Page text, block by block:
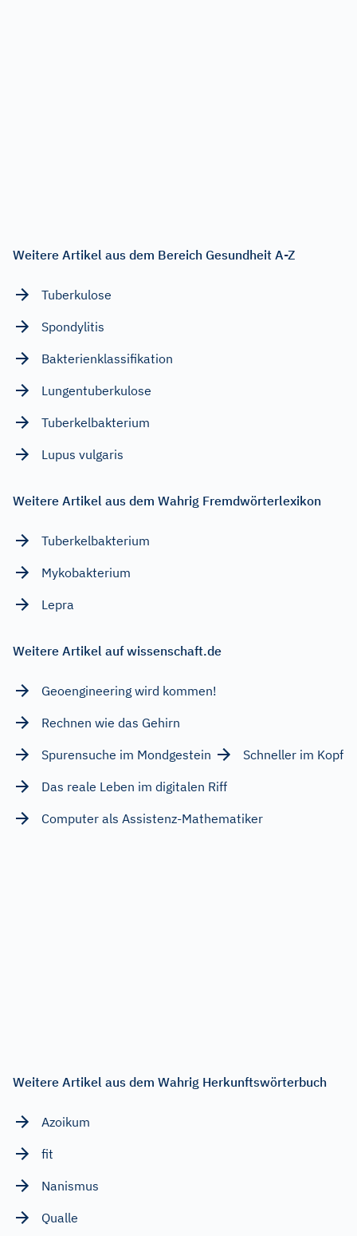
Weitere Artikel aus dem Bereich Gesundheit A-Z
Tuberkulose
Spondylitis
Bakterienklassifikation
Lungentuberkulose
Tuberkelbakterium
Lupus vulgaris
Weitere Artikel aus dem Wahrig Fremdwörterlexikon
Tuberkelbakterium
Mykobakterium
Lepra
Weitere Artikel auf wissenschaft.de
Geoengineering wird kommen!
Rechnen wie das Gehirn
Spurensuche im Mondgestein
Schneller im Kopf
Das reale Leben im digitalen Riff
Computer als Assistenz-Mathematiker
Weitere Artikel aus dem Wahrig Herkunftswörterbuch
Azoikum
fit
Nanismus
Qualle